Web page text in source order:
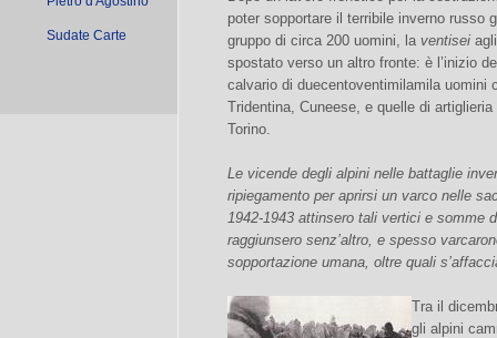
Sudate Carte
poter sopportare il terribile inverno russo
gruppo di circa 200 uomini, la ventisei
spostato verso un altro fronte: è l’inizio
calvario di duecentoventimilamila uomini
Tridentina, Cuneese, e quelle di
Torino.
Le vicende degli alpini nelle battaglie
ripiegamento per aprirsi un varco nelle
1942-1943 attinsero tali vertici e somme
raggiunsero senz’altro, e spesso
sopportazione umana, oltre quali
Tra il
gli alpini